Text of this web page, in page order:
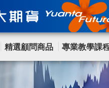
精選顧問商品 專業教學課